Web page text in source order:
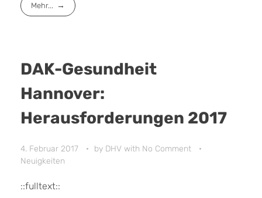
Mehr...
DAK-Gesundheit
Hannover:
Herausforderungen 2017
4. Februar 2017 by DHV with No Comment
Neuigkeiten
::fulltext::